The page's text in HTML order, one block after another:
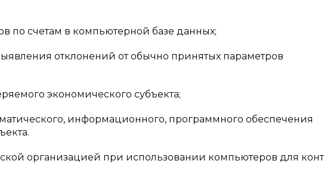
по счетам в компьютерной базе данных;
отклонений от обычно принятых параметров
экономического субъекта;
информационного, программного обеспечения
организацией при использовании компьютеров для